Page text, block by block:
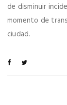
de disminuir
momento de
ciudad.